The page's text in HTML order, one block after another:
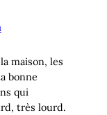
maison, les
bonne
qui
très lourd.